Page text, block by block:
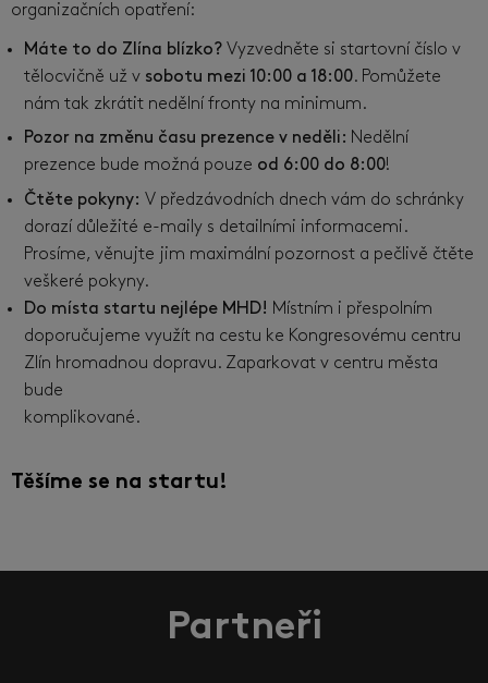
organizačních opatření:
Máte to do Zlína blízko? Vyzvedněte si startovní číslo v
tělocvičně už v sobotu mezi 10:00 a 18:00. Pomůžete
nám tak zkrátit nedělní fronty na minimum.
Pozor na změnu času prezence v neděli: Nedělní
prezence bude možná pouze od 6:00 do 8:00!
Čtěte pokyny: V předzávodních dnech vám do schránky
dorazí důležité e-maily s detailními informacemi.
Prosíme, věnujte jim maximální pozornost a pečlivě čtěte
veškeré pokyny.
Do místa startu nejlépe MHD! Místním i přespolním
doporučujeme využít na cestu ke Kongresovému centru
Zlín hromadnou dopravu. Zaparkovat v centru města
bude
komplikované.
Těšíme se na startu!
Partneři